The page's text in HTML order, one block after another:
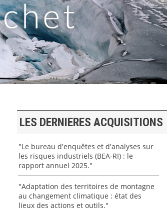
LES DERNIERES ACQUISITIONS
"Le bureau d'enquêtes et d'analyses sur
les risques industriels (BEA-RI) : le
rapport annuel 2025."
"Adaptation des territoires de montagne
au changement climatique : état des
lieux des actions et outils."